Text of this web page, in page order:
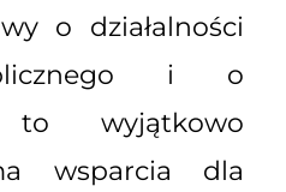
o działalności
i o
to wyjątkowo
wsparcia dla